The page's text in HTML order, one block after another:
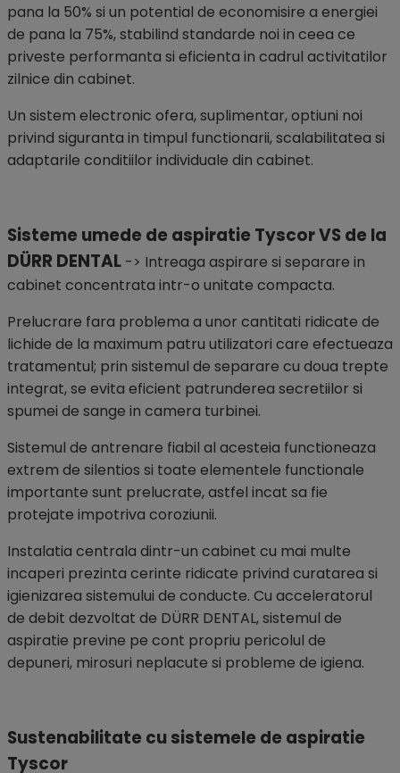
pana la 50% si un potential de economisire a energiei
de pana la 75%, stabilind standarde noi in ceea ce
priveste performanta si eficienta in cadrul activitatilor
zilnice din cabinet.
Un sistem electronic ofera, suplimentar, optiuni noi
privind siguranta in timpul functionarii, scalabilitatea si
adaptarile conditiilor individuale din cabinet.
Sisteme umede de aspiratie Tyscor VS de la
DÜRR DENTAL -> Intreaga aspirare si separare in
cabinet concentrata intr-o unitate compacta.
Prelucrare fara problema a unor cantitati ridicate de
lichide de la maximum patru utilizatori care efectueaza
tratamentul; prin sistemul de separare cu doua trepte
integrat, se evita eficient patrunderea secretiilor si
spumei de sange in camera turbinei.
Sistemul de antrenare fiabil al acesteia functioneaza
extrem de silentios si toate elementele functionale
importante sunt prelucrate, astfel incat sa fie
protejate impotriva coroziunii.
Instalatia centrala dintr-un cabinet cu mai multe
incaperi prezinta cerinte ridicate privind curatarea si
igienizarea sistemului de conducte. Cu acceleratorul
de debit dezvoltat de DÜRR DENTAL, sistemul de
aspiratie previne pe cont propriu pericolul de
depuneri, mirosuri neplacute si probleme de igiena.
Sustenabilitate cu sistemele de aspiratie
Tyscor